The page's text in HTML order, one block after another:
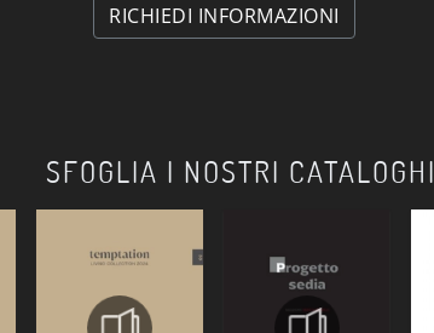
RICHIEDI INFORMAZIONI
SFOGLIA I NOSTRI CATALOGHI